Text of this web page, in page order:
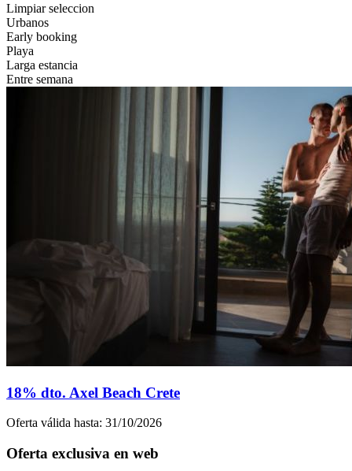
Limpiar seleccion
Urbanos
Early booking
Playa
Larga estancia
Entre semana
18% dto. Axel Beach Crete
Oferta válida hasta: 31/10/2026
Oferta exclusiva en web